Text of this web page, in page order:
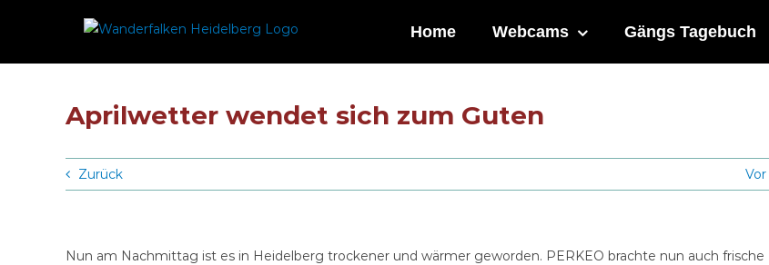
Home Webcams Gängs Tagebuch
Aprilwetter wendet sich zum Guten
Zurück Vor
Nun am Nachmittag ist es in Heidelberg trockener und wärmer geworden. PERKEO brachte nun auch frische